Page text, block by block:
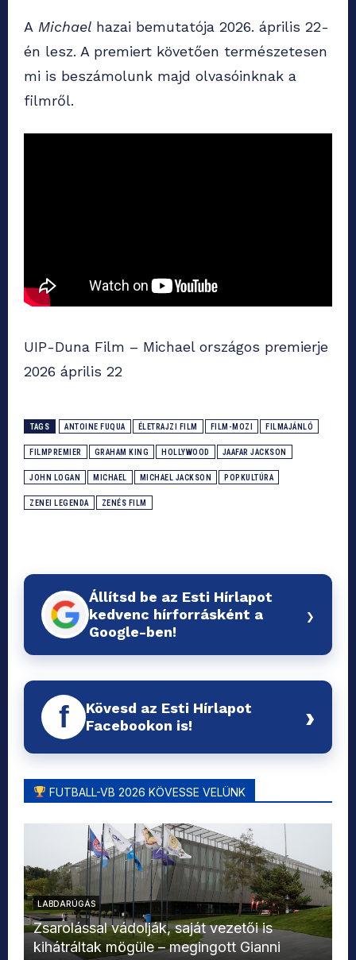
A Michael hazai bemutatója 2026. április 22-
én lesz. A premiert követően természetesen
mi is beszámolunk majd olvasóinknak a
filmről.
UIP-Duna Film – Michael országos premierje
2026 április 22
TAGS ANTOINE FUQUA ÉLETRAJZI FILM FILM-MOZI FILMAJÁNLÓ
FILMPREMIER GRAHAM KING HOLLYWOOD JAAFAR JACKSON
JOHN LOGAN MICHAEL MICHAEL JACKSON POPKULTÚRA
ZENEI LEGENDA ZENÉS FILM
Állítsd be az Esti Hírlapot
kedvenc hírforrásként a
Google-ben!
›
f
Kövesd az Esti Hírlapot
Facebookon is!
›
FUTBALL-VB 2026 KÖVESSE VELÜNK
LABDARÚGÁS
Zsarolással vádolják, saját vezetői is
kihátráltak mögüle – megingott Gianni